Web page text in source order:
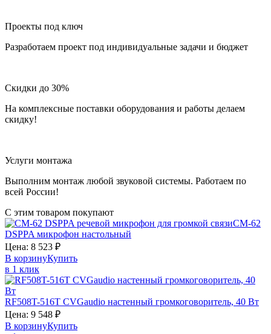
Проекты под ключ
Разработаем проект под индивидуальные задачи и бюджет
Скидки до 30%
На комплексные поставки оборудования и работы делаем
скидку!
Услуги монтажа
Выполним монтаж любой звуковой системы. Работаем по
всей России!
С этим товаром покупают
CM-62
DSPPA микрофон настольный
Цена: 8 523 ₽
В корзинуКупить
в 1 клик
RF508T-516T CVGaudio настенный громкоговоритель, 40 Вт
Цена: 9 548 ₽
В корзинуКупить